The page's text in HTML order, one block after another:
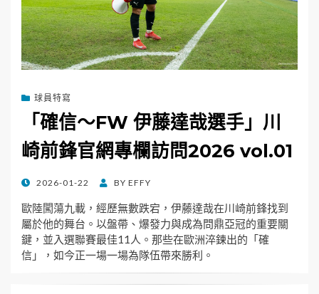
球員特寫
「確信～FW 伊藤達哉選手」川
崎前鋒官網專欄訪問2026 vol.01
POSTED
2026-01-22 BY EFFY
歐陸闖蕩九載，經歷無數跌宕，伊藤達哉在川崎前鋒找到
屬於他的舞台。以盤帶、爆發力與成為問鼎亞冠的重要關
鍵，並入選聯賽最佳11人。那些在歐洲淬鍊出的「確
信」，如今正一場一場為隊伍帶來勝利。